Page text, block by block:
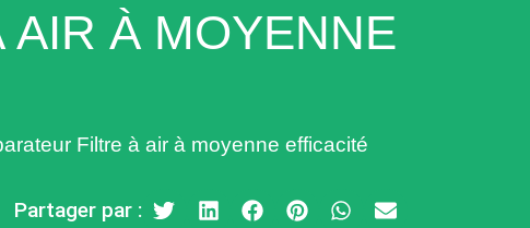
AIR À MOYENNE
Filtre à air à moyenne efficacité
Partager par :